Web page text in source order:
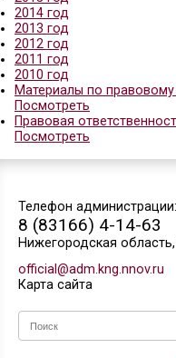
Главная
2022 год
2021 год
2020 год
2019 год
2018 год
2014 год
2013 год
2012 год
2011 год
2010 год
Материалы по
Посмотреть
Правовая